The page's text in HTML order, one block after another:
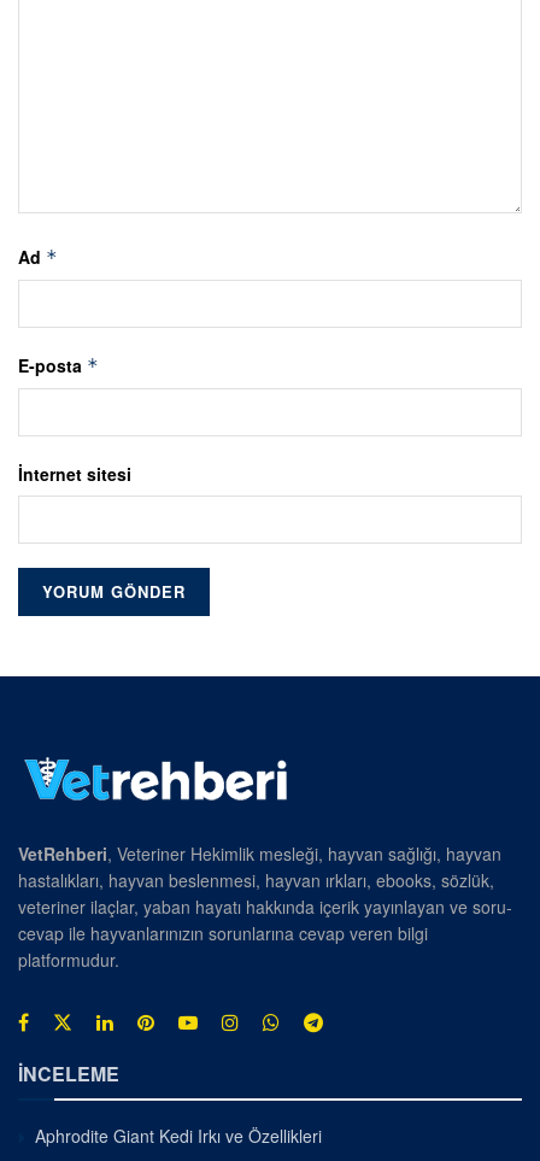
Ad *
E-posta *
İnternet sitesi
VetRehberi, Veteriner Hekimlik mesleği, hayvan sağlığı, hayvan
hastalıkları, hayvan beslenmesi, hayvan ırkları, ebooks, sözlük,
veteriner ilaçlar, yaban hayatı hakkında içerik yayınlayan ve soru-
cevap ile hayvanlarınızın sorunlarına cevap veren bilgi
platformudur.
İNCELEME
Aphrodite Giant Kedi Irkı ve Özellikleri